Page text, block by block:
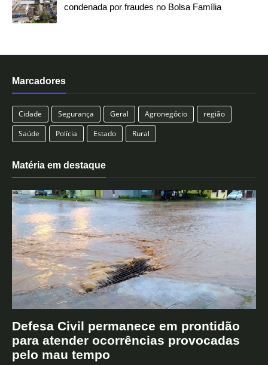
condenada por fraudes no Bolsa Família
Marcadores
Cidade Segurança Geral Agronegócio
região
Saúde
Polícia Estado Rural
Matéria em destaque
Defesa Civil permanece em prontidão
para atender ocorrências provocadas
pelo mau tempo